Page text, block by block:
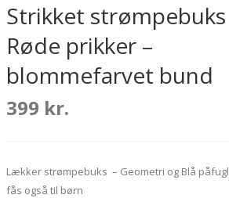
Strikket strømpebuks
Røde prikker –
blommefarvet bund
399 kr.
Lækker strømpebuks – Geometri og Blå påfugl
fås også til børn